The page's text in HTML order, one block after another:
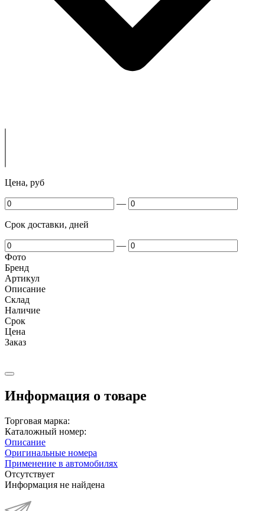
Цена, руб
—
Срок доставки, дней
—
Фото
Бренд
Артикул
Описание
Cклад
Наличие
Срок
Цена
Заказ
Информация о товаре
Торговая марка:
Каталожный номер:
Описание
Оригинальные номера
Применение в автомобилях
Отсутствует
Информация не найдена